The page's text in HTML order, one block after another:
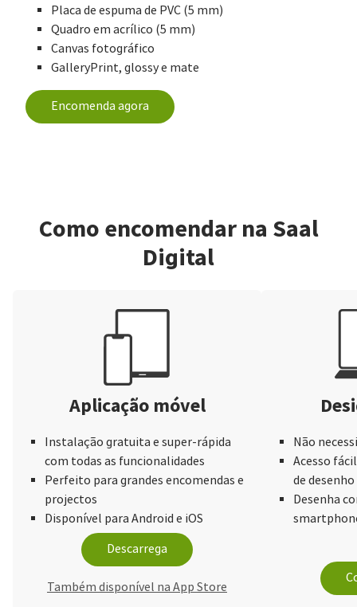
Placa de espuma de PVC (5 mm)
Quadro em acrílico (5 mm)
Canvas fotográfico
GalleryPrint, glossy e mate
Encomenda agora
Como encomendar na Saal
Digital
Aplicação móvel
Instalação gratuita e super-rápida
com todas as funcionalidades
Perfeito para grandes encomendas e
projectos
Disponível para Android e iOS
Descarrega
Também disponível na App Store
Não
Acesso
de desenho
Desenha